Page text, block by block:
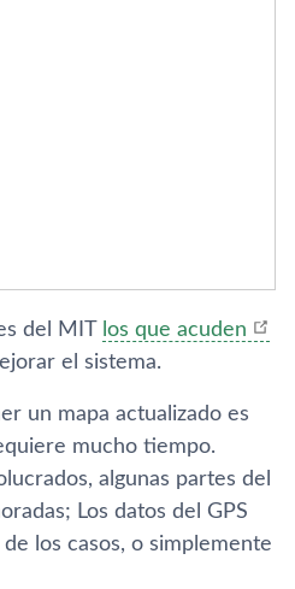
del MIT los que acuden
el sistema.
un mapa actualizado es
mucho tiempo.
algunas partes del
Los datos del GPS
los casos, o simplemente